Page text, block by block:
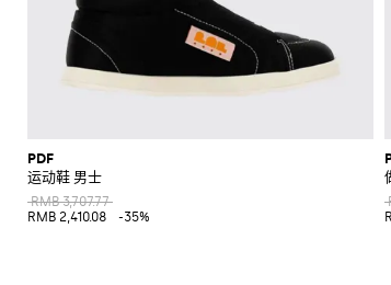
PDF
运动鞋 男士
RMB 3,707.77
RMB 2,410.08
-35%